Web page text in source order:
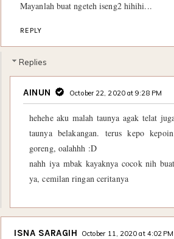
Mayanlah buat ngeteh iseng2 hihihi...
REPLY
Replies
AINUN October 22, 2020 at 9:28 PM
hehehe aku malah taunya agak telat
taunya belakangan. terus kepo
goreng, oalahhh :D
nahh iya mbak kayaknya cocok nih
ya, cemilan ringan ceritanya
ISNA SARAGIH October 11, 2020 at 4:02 PM